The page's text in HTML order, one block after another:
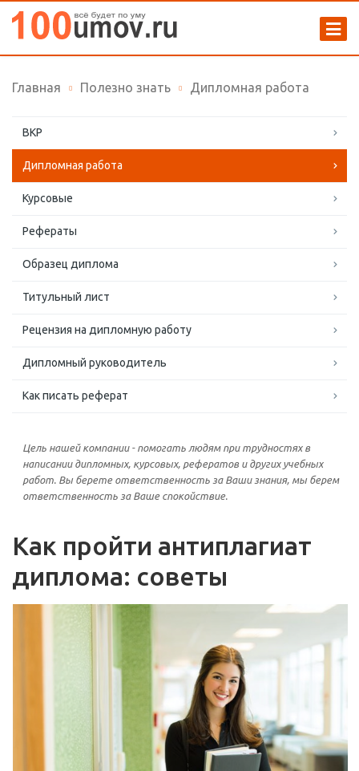
Главная Полезно знать Дипломная работа
ВКР
Дипломная работа
Курсовые
Рефераты
Образец диплома
Титульный лист
Рецензия на дипломную работу
Дипломный руководитель
Как писать реферат
Цель нашей компании - помогать людям при трудностях в
написании дипломных, курсовых, рефератов и других учебных
работ. Вы берете ответственность за Ваши знания, мы берем
ответственность за Ваше спокойствие.
Как пройти антиплагиат
диплома: советы